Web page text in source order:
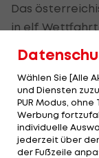
Das
in elf
Junioren-
Zuvor hatte
Prettner/
Wählen Sie [Alle
und Diensten
PUR Modus,
Werbung
individuelle
jederzeit über
der Fußzeile